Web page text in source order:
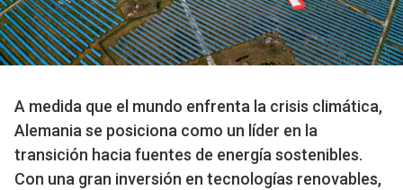
A medida que el mundo enfrenta la crisis climática,
Alemania se posiciona como un líder en la
transición hacia fuentes de energía sostenibles.
Con una gran inversión en tecnologías renovables,